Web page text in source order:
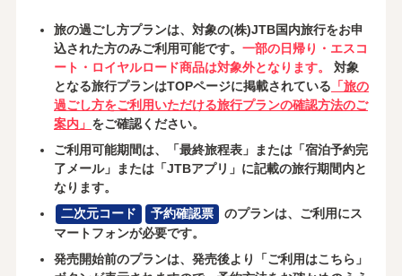
旅の過ごし方プランは、対象の(株)JTB国内旅行をお申
込された方のみご利用可能です。 一部の日帰り・エスコ
ート・ロイヤルロード商品は対象外となります。
対象
となる旅行プランはTOPページに掲載されている 「旅の
過ごし方をご利用いただける旅行プランの確認方法のご
案内」 をご確認ください。
ご利用可能期間は、「最終旅程表」または「宿泊予約完
了メール」または「JTBアプリ」に記載の旅行期間内と
なります。
二次元コード
予約確認票
のプランは、ご利用にス
マートフォンが必要です。
発売開始前のプランは、発売後より「ご利用はこちら」